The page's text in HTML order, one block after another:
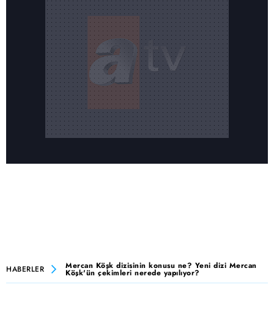
HABERLER Mercan Köşk dizisinin konusu ne? Yeni dizi Mercan
Köşk'ün çekimleri nerede yapılıyor?